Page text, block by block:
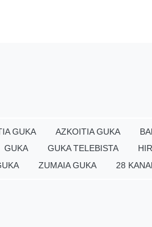
GUKA AZKOITIA GUKA
GUKA GUKA TELEBISTA
ZUMAIA GUKA 28